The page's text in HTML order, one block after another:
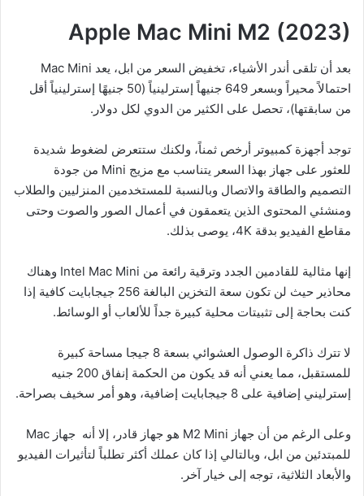
Apple Mac Mini M2 (2023)
بعد أن تلقى أندر الأشياء، تخفيض السعر من ابل، يعد Mac Mini
احتمالاً محيراً وبسعر 649 جنيهاً إسترلينياً (50 جنيهًا إسترلينياً أقل
من سابقتها)، تحصل على الكثير من الدوي لكل دولار.
توجد أجهزة كمبيوتر أرخص ثمناً، ولكنك ستتعرض لضغوط شديدة
للعثور على جهاز بهذا السعر يتناسب مع مزيج Mini من جودة
التصميم والطاقة والاتصال وبالنسبة للمستخدمين المنزليين والطلاب
ومنشئي المحتوى الذين يتعمقون في أعمال الصور والصوت وحتى
مقاطع الفيديو بدقة 4K، يوصى بذلك.
إنها مثالية للقادمين الجدد وترقية رائعة من Intel Mac Mini وهناك
محاذير حيث لن تكون سعة التخزين البالغة 256 جيجابايت كافية إذا
كنت بحاجة إلى تثبيتات محلية كبيرة جداً للألعاب أو الوسائط.
لا تترك ذاكرة الوصول العشوائي بسعة 8 جيجا مساحة كبيرة
للمستقبل، مما يعني أنه قد يكون من الحكمة إنفاق 200 جنيه
إسترليني إضافية على 8 جيجابايت إضافية، وهو أمر سخيف بصراحة.
وعلى الرغم من أن جهاز M2 Mini هو جهاز قادر، إلا أنه جهاز Mac
للمبتدئين من ابل، وبالتالي إذا كان عملك أكثر تطلباً لتأثيرات الفيديو
والأبعاد الثلاثية، توجه إلى خيار آخر.